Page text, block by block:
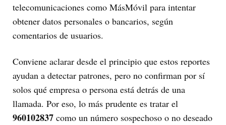
telecomunicaciones como MásMóvil para intentar
obtener datos personales o bancarios, según
comentarios de usuarios.
Conviene aclarar desde el principio que estos reportes
ayudan a detectar patrones, pero no confirman por sí
solos qué empresa o persona está detrás de una
llamada. Por eso, lo más prudente es tratar el
960102837 como un número sospechoso o no deseado